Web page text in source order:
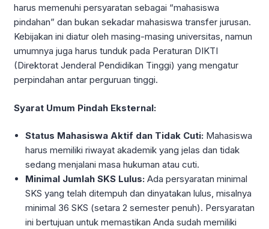
harus memenuhi persyaratan sebagai “mahasiswa
pindahan” dan bukan sekadar mahasiswa transfer jurusan.
Kebijakan ini diatur oleh masing-masing universitas, namun
umumnya juga harus tunduk pada Peraturan DIKTI
(Direktorat Jenderal Pendidikan Tinggi) yang mengatur
perpindahan antar perguruan tinggi.
Syarat Umum Pindah Eksternal:
Status Mahasiswa Aktif dan Tidak Cuti: Mahasiswa
harus memiliki riwayat akademik yang jelas dan tidak
sedang menjalani masa hukuman atau cuti.
Minimal Jumlah SKS Lulus: Ada persyaratan minimal
SKS yang telah ditempuh dan dinyatakan lulus, misalnya
minimal 36 SKS (setara 2 semester penuh). Persyaratan
ini bertujuan untuk memastikan Anda sudah memiliki